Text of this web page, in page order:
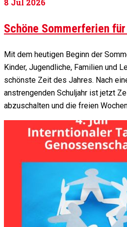
8 Jul 2026
Schöne Sommerferien
Mit dem heutigen Beginn der
Kinder, Jugendliche, Familien und
schönste Zeit des Jahres. Nach
anstrengenden Schuljahr ist jetzt
abzuschalten und die freien